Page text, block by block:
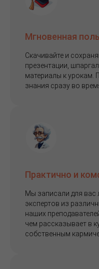
Мгновенная
Скачивайте и
презентации,
материалы к урокам.
знания сразу во
Практично и
Мы записали для вас
экспертов из
наших
чем рассказывает в
собственным